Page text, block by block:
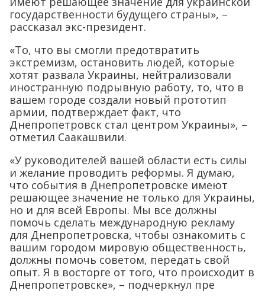
государственности будущего страны», –
рассказал экс-президент.
«То, что вы смогли предотвратить
экстремизм, остановить людей, которые
хотят развала Украины, нейтрализовали
иностранную подрывную работу, то, что в
вашем городе создали новый прототип
армии, подтверждает факт, что
Днепропетровск стал центром Украины», –
отметил Саакашвили.
«У руководителей вашей области есть силы
и желание проводить реформы. Я думаю,
что события в Днепропетровске имеют
решающее значение не только для Украины,
но и для всей Европы. Мы все должны
помочь сделать международную рекламу
для Днепропетровска, чтобы ознакомить с
вашим городом мировую общественность,
должны помочь советом, передать свой
опыт. Я в восторге от того, что происходит в
Днепропетровске», – подчеркнул пре